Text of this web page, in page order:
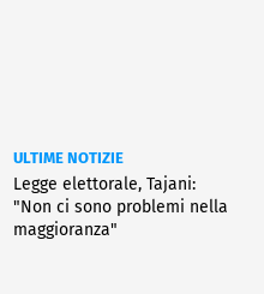
ULTIME NOTIZIE
Legge elettorale, Tajani:
"Non ci sono problemi nella
maggioranza"